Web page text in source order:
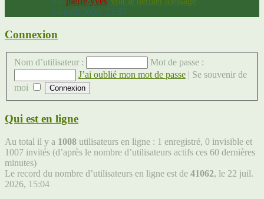
24 août 2022, 23:35
Connexion
Nom d’utilisateur :
Mot de passe :
J’ai oublié mon mot de passe | Se souvenir de
moi
Qui est en ligne
Au total il y a 1008 utilisateurs en ligne : 1 enregistré, 0 invisible et
1007 invités (d’après le nombre d’utilisateurs actifs ces 60 dernières
minutes)
Le record du nombre d’utilisateurs en ligne est de 41062, le 22 juil.
2026, 15:04